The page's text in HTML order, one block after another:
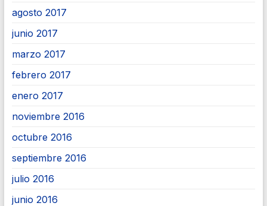
agosto 2017
junio 2017
marzo 2017
febrero 2017
enero 2017
noviembre 2016
octubre 2016
septiembre 2016
julio 2016
junio 2016